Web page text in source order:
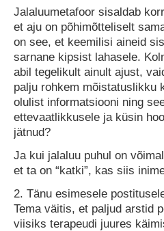
Jalaluumetafoor sisaldab
et aju on põhimõtteliselt
on see, et keemilisi aineid
sarnane kipsist lahasele.
abil tegelikult ainult ajust,
palju rohkem mõistatuslikku
olulist informatsiooni ning
ettevaatlikkusele ja küsin
jätnud?
Ja kui jalaluu puhul on
et ta on “katki”, kas siis
2. Tänu esimesele
Tema väitis, et paljud arstid
viisiks terapeudi juures